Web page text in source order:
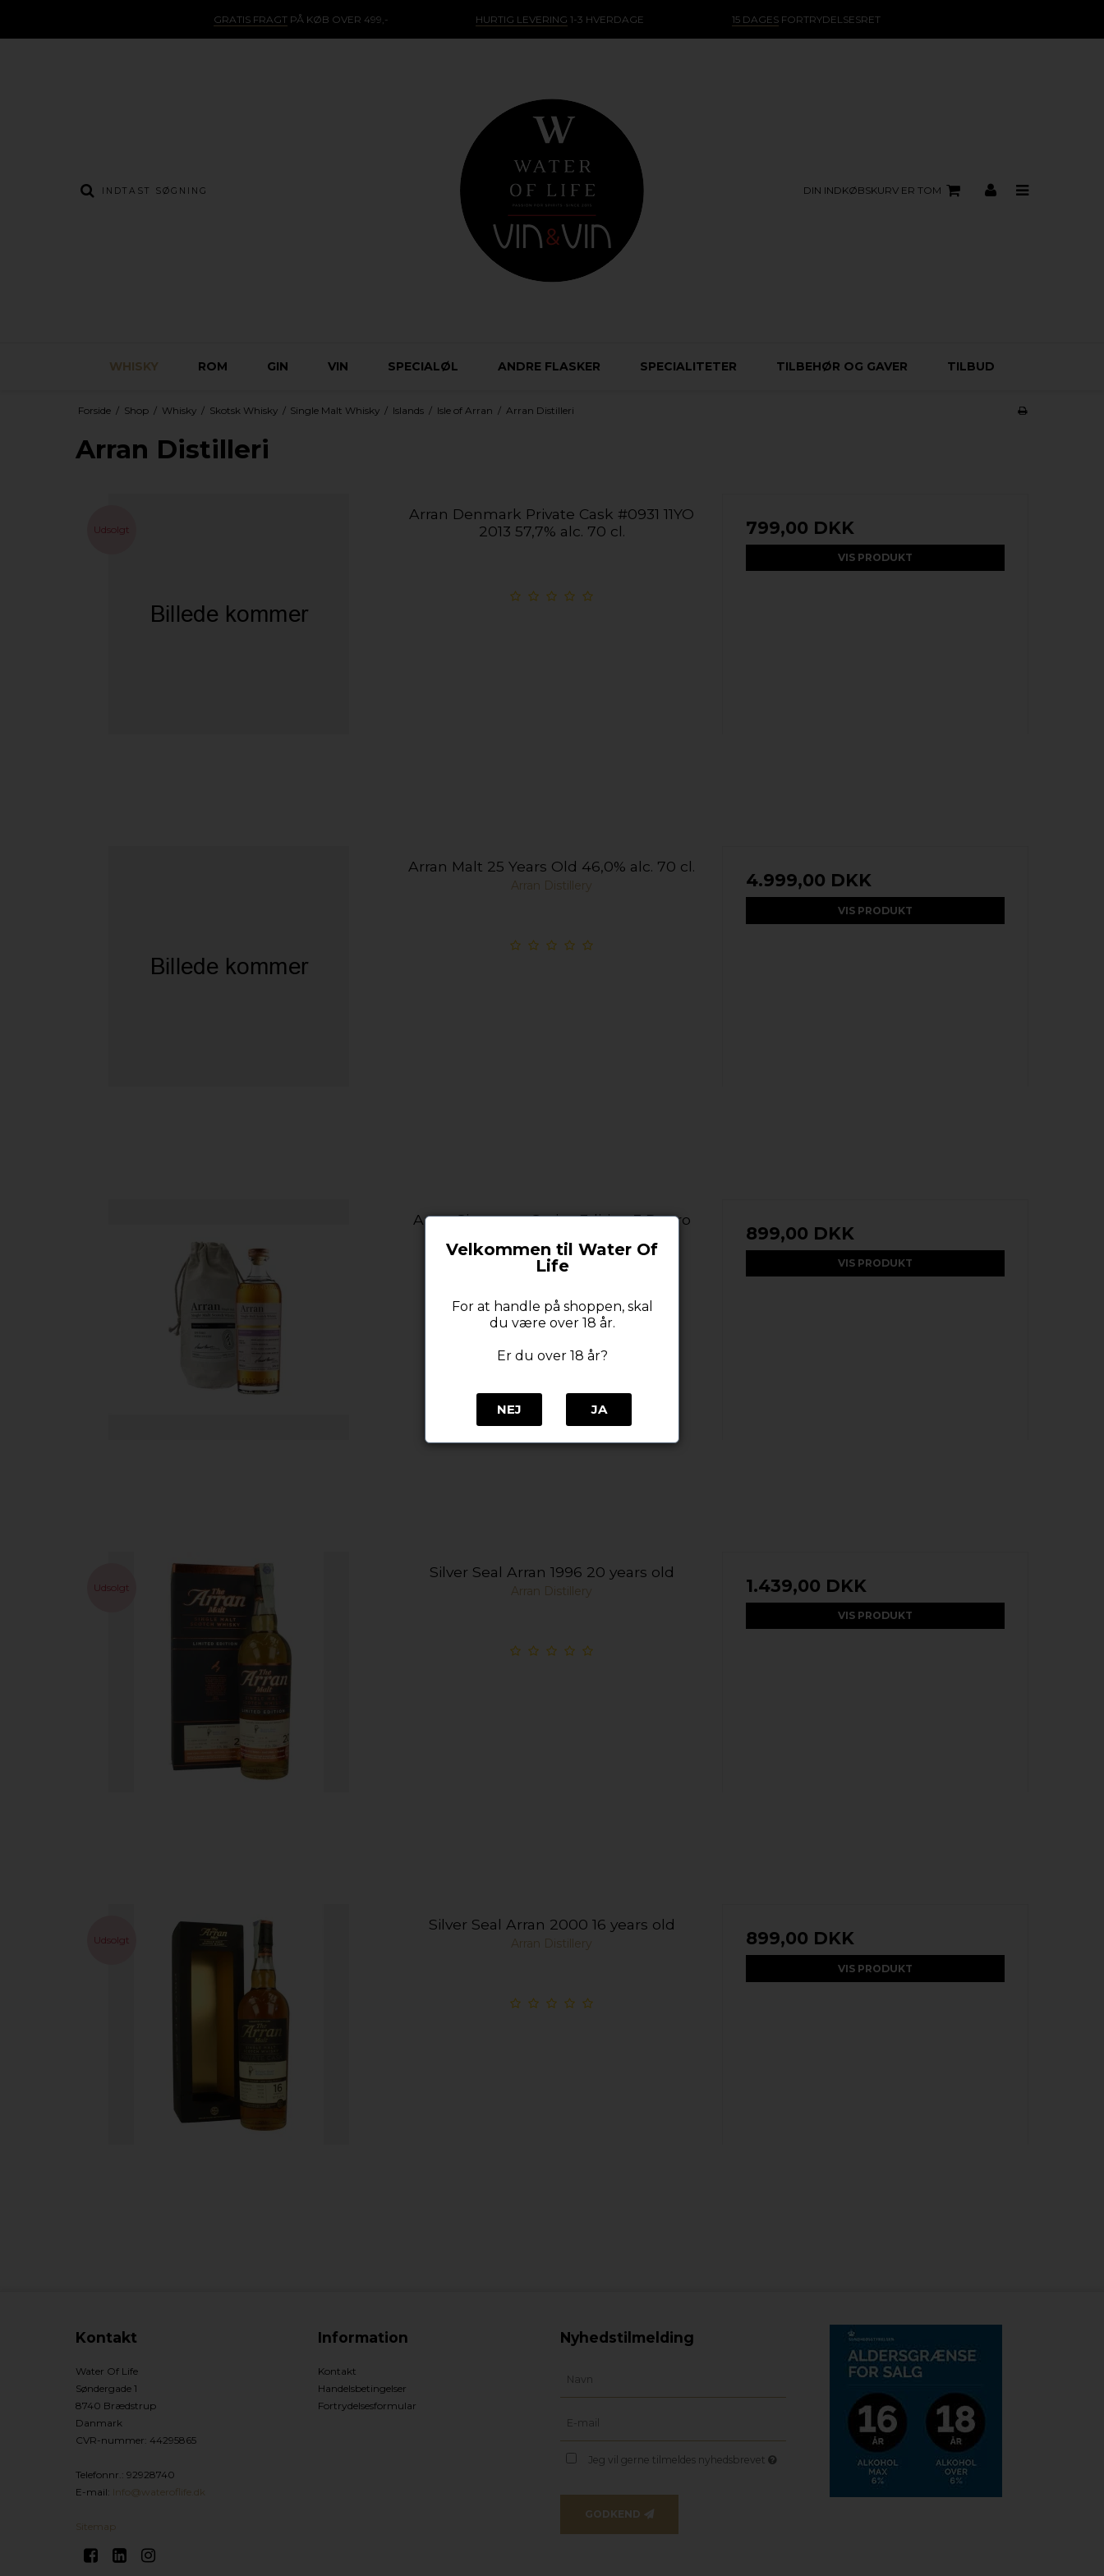
GRATIS FRAGTPÅ KØB OVER 499,- HURTIG LEVERING 1-3 HVERDAGE 15 DAGESFORTRYDELSESRET
DIN INDKØBSKURV ER TOM
WHISKY ROM GIN VIN SPECIALØL ANDRE FLASKER SPECIALITETER TILBEHØR OG GAVER TILBUD
Forside / Shop / Whisky / Skotsk Whisky / Single Malt Whisky / Islands / Isle of Arran / Arran Distilleri
Arran Distilleri
Udsolgt
Arran Denmark Private Cask #0931 11YO
2013 57,7% alc. 70 cl.
799,00 DKK
VIS PRODUKT
Arran Malt 25 Years Old 46,0% alc. 70 cl.
Arran Distillery 4.999,00 DKK
VIS PRODUKT
Arran Signature Series Edition 3 Duero
Arran Distillery
899,00 DKK
VIS PRODUKT
Udsolgt
Silver Seal Arran 1996 20 years old
Arran Distillery 1.439,00 DKK
VIS PRODUKT
Udsolgt
Silver Seal Arran 2000 16 years old
Arran Distillery 899,00 DKK
VIS PRODUKT
Kontakt
Water Of Life
Søndergade 1
8740 Brædstrup
Danmark
CVR-nummer: 44295865
Telefonnr. : 92928740
E-mail: Info@wateroflife.dk
Sitemap
Information
Kontakt
Handelsbetingelser
Fortrydelsesformular
Nyhedstilmelding
Jeg vil gerne tilmeldes nyhedsbrevet
GODKEND
Velkommen til Water Of
Life
For at handle på shoppen, skal
du være over 18 år.
Er du over 18 år?
NEJ JA